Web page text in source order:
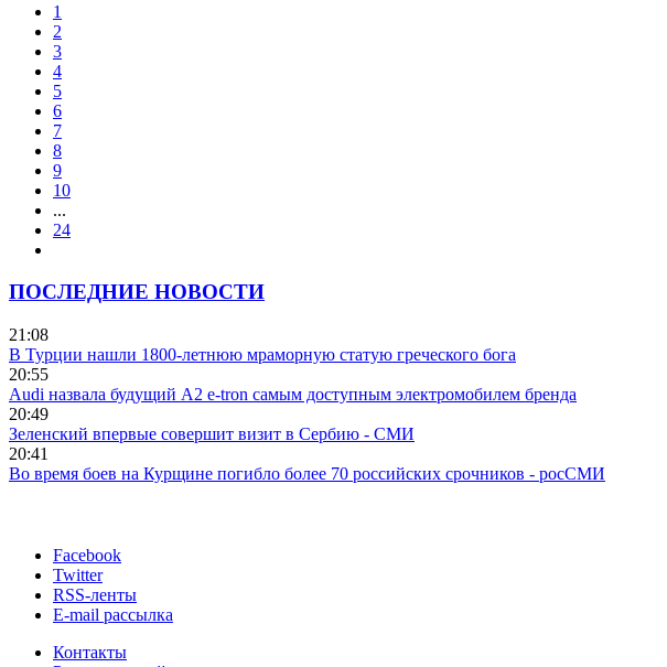
1
2
3
4
5
6
7
8
9
10
...
24
ПОСЛЕДНИЕ НОВОСТИ
21:08
В Турции нашли 1800-летнюю мраморную статую греческого бога
20:55
Audi назвала будущий A2 e-tron самым доступным электромобилем бренда
20:49
Зеленский впервые совершит визит в Сербию - СМИ
20:41
Во время боев на Курщине погибло более 70 российских срочников - росСМИ
Facebook
Twitter
RSS-ленты
E-mail рассылка
Контакты